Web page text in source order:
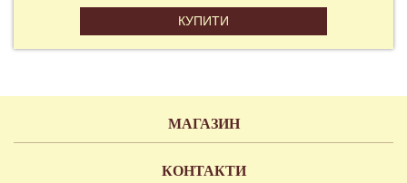
КУПИТИ
МАГАЗИН
КОНТАКТИ